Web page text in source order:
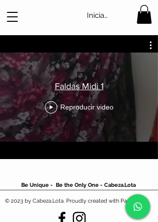
Iniciar sesión
Faldas Midi 1
Reproducir video
Be Unique - Be the Only One - Cabeza.Lota
© 2023 by Cabeza.Lota. Proudly created with Pasion
vintage,second hand,ropa
vintage,vintage,mejor tienda vintage